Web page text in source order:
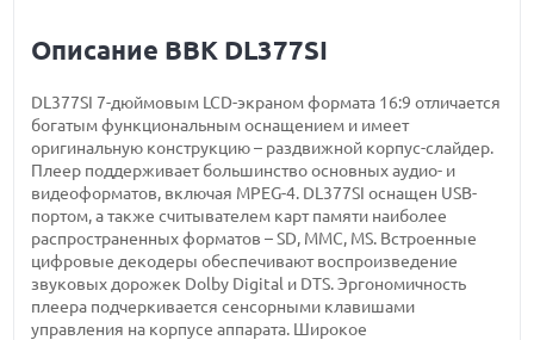
Описание BBK DL377SI
DL377SI 7-дюймовым LCD-экраном формата 16:9 отличается
богатым функциональным оснащением и имеет
оригинальную конструкцию – раздвижной корпус-слайдер.
Плеер поддерживает большинство основных аудио- и
видеоформатов, включая MPEG-4. DL377SI оснащен USB-
портом, а также считывателем карт памяти наиболее
распространенных форматов – SD, MMC, MS. Встроенные
цифровые декодеры обеспечивают воспроизведение
звуковых дорожек Dolby Digital и DTS. Эргономичность
плеера подчеркивается сенсорными клавишами
управления на корпусе аппарата. Широкое